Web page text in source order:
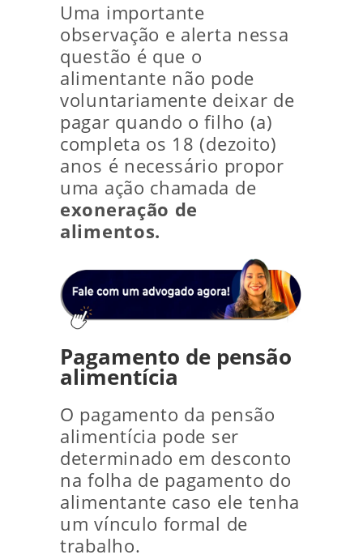
Uma importante
observação e alerta nessa
questão é que o
alimentante não pode
voluntariamente deixar de
pagar quando o filho (a)
completa os 18 (dezoito)
anos é necessário propor
uma ação chamada de
exoneração de
alimentos.
Pagamento de pensão
alimentícia
O pagamento da pensão
alimentícia pode ser
determinado em desconto
na folha de pagamento do
alimentante caso ele tenha
um vínculo formal de
trabalho.